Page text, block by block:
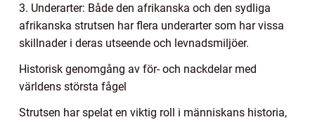
3. Underarter: Både den afrikanska och den sydliga
afrikanska strutsen har flera underarter som har vissa
skillnader i deras utseende och levnadsmiljöer.
Historisk genomgång av för- och nackdelar med
världens största fågel
Strutsen har spelat en viktig roll i människans historia,